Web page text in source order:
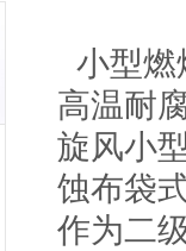
小型燃
高温耐
旋风小
蚀布袋
作为二